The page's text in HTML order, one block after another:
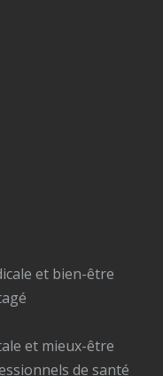
et bien-être
et mieux-être
de santé